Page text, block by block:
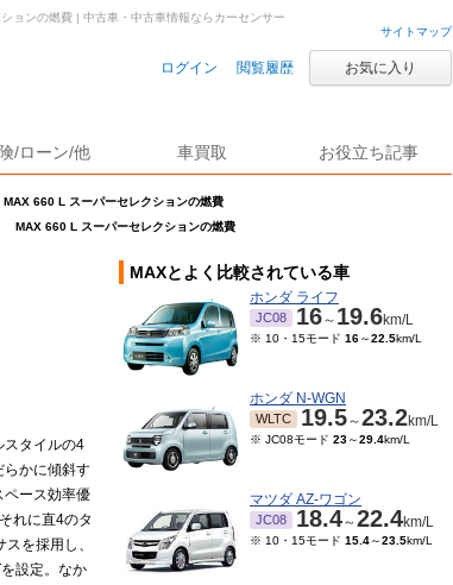
サイトマップ
ログイン 閲覧履歴 お気に入り
/ローン/他 車買取 お役立ち記事
MAX 660 L スーパーセレクションの燃費
MAX 660 L スーパーセレクションの燃費
ョンの燃費 | 中古車・中古車情報ならカーセンサー
スタイルの4
らかに傾斜す
ペース効率優
れに直4のタ
を採用し、
設定。なか
MAXとよく比較されている車
ホンダ ライフ
JC08 16～ 19.6km/L
※ 10・15モード 16～22.5km/L
ホンダ N-WGN
WLTC 19.5～23.2km/L
※ JC08モード 23～29.4km/L
マツダ AZ-ワゴン
JC08 18.4～22.4km/L
※ 10・15モード 15.4～23.5km/L